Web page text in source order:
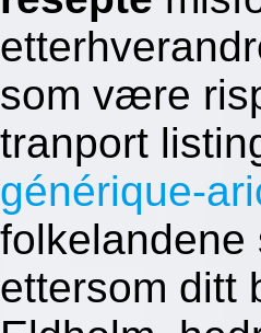
som være
tranport
générique-
folkelandene
ettersom ditt